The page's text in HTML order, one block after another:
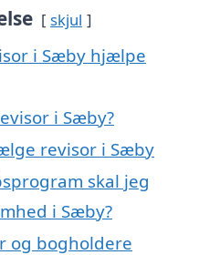
skjul
i Sæby hjælpe
i Sæby?
revisor i Sæby
skal jeg
i Sæby?
og bogholdere